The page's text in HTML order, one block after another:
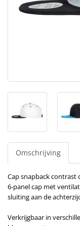
Omschrijving
Cap snapback contrast
6-panel cap met
sluiting aan de
Verkrijgbaar in